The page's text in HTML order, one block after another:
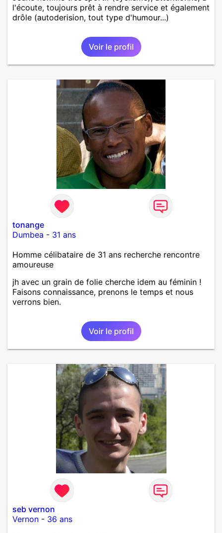
l'écoute, toujours prêt à rendre service et également
drôle (autoderision, tout type d'humour...)
Voir le profil
tonange
Dumbea - 31 ans
Homme célibataire de 31 ans recherche rencontre
amoureuse
jh avec un grain de folie cherche idem au féminin !
Faisons connaissance, prenons le temps et nous
verrons bien.
Voir le profil
seb vernon
Vernon - 36 ans